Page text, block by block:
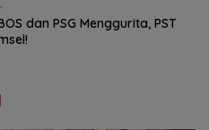
dan PSG Menggurita, PST